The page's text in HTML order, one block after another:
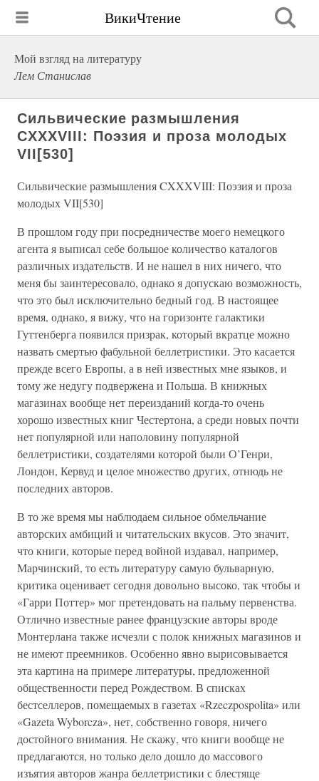
ВикиЧтение
Мой взгляд на литературу
Лем Станислав
Сильвические размышления
CXXXVIII: Поэзия и проза молодых
VII[530]
Сильвические размышления CXXXVIII: Поэзия и проза
молодых VII[530]
В прошлом году при посредничестве моего немецкого
агента я выписал себе большое количество каталогов
различных издательств. И не нашел в них ничего, что
меня бы заинтересовало, однако я допускаю возможность,
что это был исключительно бедный год. В настоящее
время, однако, я вижу, что на горизонте галактики
Гуттенберга появился призрак, который вкратце можно
назвать смертью фабульной беллетристики. Это касается
прежде всего Европы, а в ней известных мне языков, и
тому же недугу подвержена и Польша. В книжных
магазинах вообще нет переизданий когда-то очень
хорошо известных книг Честертона, а среди новых почти
нет популярной или наполовину популярной
беллетристики, создателями которой были О’Генри,
Лондон, Кервуд и целое множество других, отнюдь не
последних авторов.
В то же время мы наблюдаем сильное обмельчание
авторских амбиций и читательских вкусов. Это значит,
что книги, которые перед войной издавал, например,
Марчинский, то есть литературу самую бульварную,
критика оценивает сегодня довольно высоко, так чтобы и
«Гарри Поттер» мог претендовать на пальму первенства.
Отлично известные ранее французские авторы вроде
Монтерлана также исчезли с полок книжных магазинов и
не имеют преемников. Особенно явно вырисовывается
эта картина на примере литературы, предложенной
общественности перед Рождеством. В списках
бестселлеров, помещаемых в газетах «Rzeczpospolita» или
«Gazeta Wyborcza», нет, собственно говоря, ничего
достойного внимания. Не скажу, что книги вообще не
предлагаются, но только дело дошло до массового
изъятия авторов жанра беллетристики с блестяще